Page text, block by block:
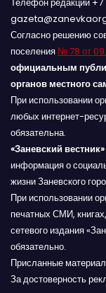
Телефон редакции +7
Согласно решению
поселения № 78 от
официальным
органов местного
При использовании
любых интернет-
обязательна.
«Заневский вестник»
информация о
жизни Заневского
При использовании
печатных СМИ,
сетевого издания
обязательно.
Присланные
За достоверность